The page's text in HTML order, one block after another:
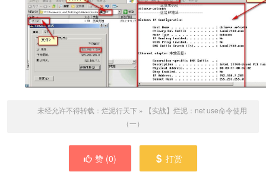
未经允许不得转载： 烂泥行天下»
【实战】烂泥：net use命令使用
（一）
赞 (0) 打赏